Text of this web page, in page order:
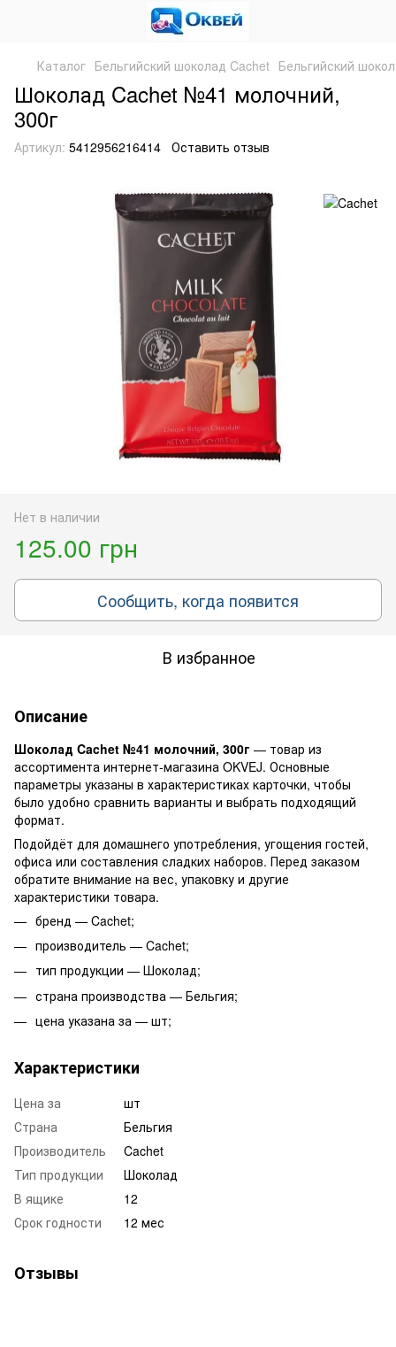
Каталог Бельгийский шоколад Cachet Бельгийский
Шоколад Cachet №41 молочний,
300г
Артикул: 5412956216414 Оставить отзыв
Нет в наличии
125.00 грн
Сообщить, когда появится
В избранное
Описание
Шоколад Cachet №41 молочний, 300г — товар из
ассортимента интернет-магазина OKVEJ. Основные
параметры указаны в характеристиках карточки, чтобы
было удобно сравнить варианты и выбрать подходящий
формат.
Подойдёт для домашнего употребления, угощения гостей,
офиса или составления сладких наборов. Перед заказом
обратите внимание на вес, упаковку и другие
характеристики товара.
бренд — Cachet;
производитель — Cachet;
тип продукции — Шоколад;
страна производства — Бельгия;
цена указана за — шт;
Характеристики
Цена за
шт
Страна
Бельгия
Производитель
Cachet
Тип продукции
Шоколад
В ящике
12
Срок годности
12 мес
Отзывы